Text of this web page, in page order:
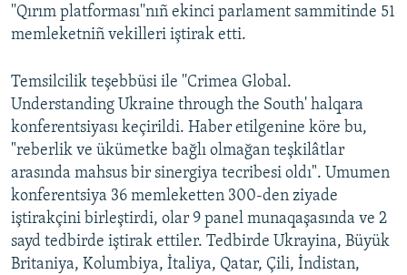
''Qırım platforması''nıñ ekinci parlament sammitinde 51
memleketniñ vekilleri iştirak etti.
Temsilcilik teşebbüsi ile ''Crimea Global.
Understanding Ukraine through the South' halqara
konferentsiyası keçirildi. Haber etilgenine köre bu,
"reberlik ve ükümetke bağlı olmağan teşkilâtlar
arasında mahsus bir sinergiya tecribesi oldı". Umumen
konferentsiya 36 memleketten 300-den ziyade
iştirakçini birleştirdi, olar 9 panel munaqaşasında ve 2
sayd tedbirde iştirak ettiler. Tedbirde Ukrayina, Büyük
Britaniya, Kolumbiya, İtaliya, Qatar, Çili, İndistan,